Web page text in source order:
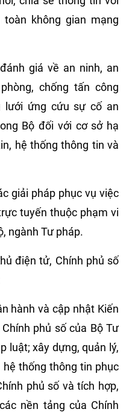
không gian mạng
giá về an ninh, an
chống tấn công
lưới ứng cứu sự cố an
Bộ đối với cơ sở hạ
hệ thống thông tin và
giải pháp phục vụ việc
tuyến thuộc phạm vi
ngành Tư pháp.
điện tử, Chính phủ số
hành và cập nhật Kiến
phủ số của Bộ Tư
luật; xây dựng, quản lý,
thống thông tin phục
phủ số và tích hợp,
nền tảng của Chính